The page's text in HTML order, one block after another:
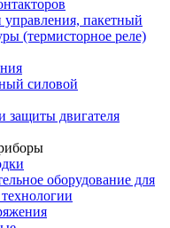
пакетный
(термисторное реле)
силовой
защиты двигателя
оборудование для